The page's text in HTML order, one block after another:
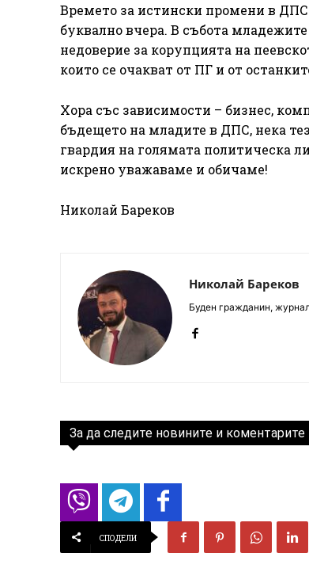
Времето за истински промени в ДПС
буквално вчера. В събота
недоверие за корупцията на
които се очакват от ПГ и от
Хора със зависимости – бизнес,
бъдещето на младите в ДПС, нека
гвардия на голямата политическа
искрено уважаваме и обичаме!
Николай Бареков
Николай Бареков
Буден гражданин,
За да следите новините и
СПОДЕЛИ